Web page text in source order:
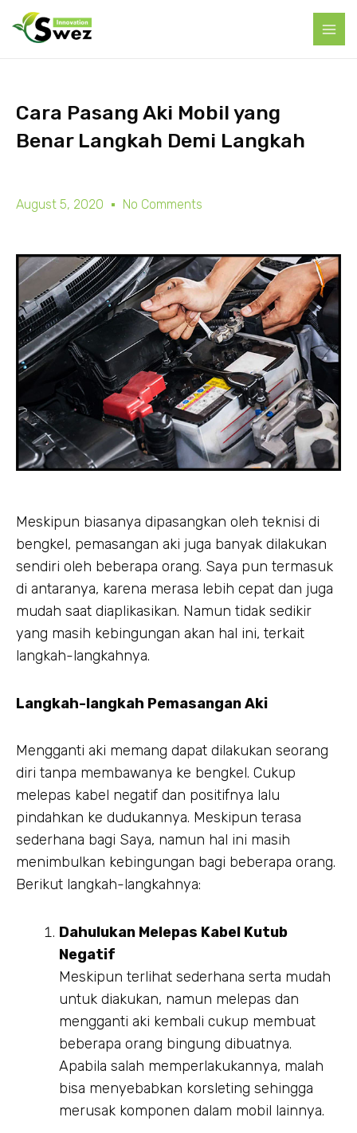
Cara Pasang Aki Mobil yang
Benar Langkah Demi Langkah
August 5, 2020 No Comments
Meskipun biasanya dipasangkan oleh teknisi di
bengkel, pemasangan aki juga banyak dilakukan
sendiri oleh beberapa orang. Saya pun termasuk
di antaranya, karena merasa lebih cepat dan juga
mudah saat diaplikasikan. Namun tidak sedikir
yang masih kebingungan akan hal ini, terkait
langkah-langkahnya.
Langkah-langkah Pemasangan Aki
Mengganti aki memang dapat dilakukan seorang
diri tanpa membawanya ke bengkel. Cukup
melepas kabel negatif dan positifnya lalu
pindahkan ke dudukannya. Meskipun terasa
sederhana bagi Saya, namun hal ini masih
menimbulkan kebingungan bagi beberapa orang.
Berikut langkah-langkahnya:
Dahulukan Melepas Kabel Kutub
Negatif
Meskipun terlihat sederhana serta mudah
untuk diakukan, namun melepas dan
mengganti aki kembali cukup membuat
beberapa orang bingung dibuatnya.
Apabila salah memperlakukannya, malah
bisa menyebabkan korsleting sehingga
merusak komponen dalam mobil lainnya.